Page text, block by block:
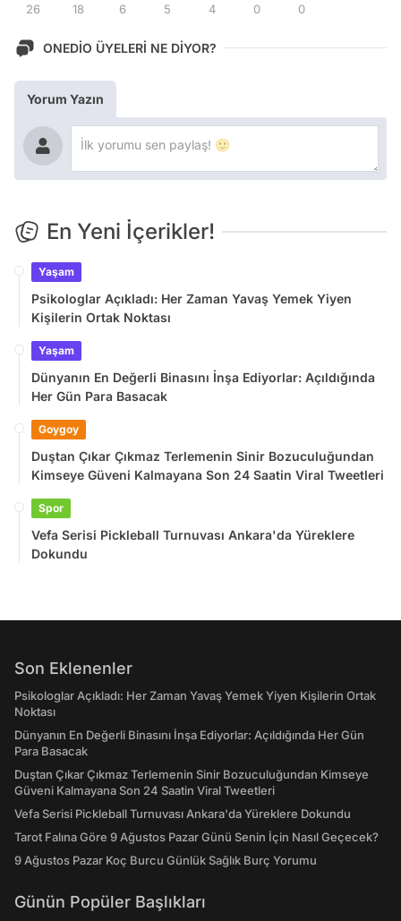
26 18 6 5 4 0 0
ONEDİO ÜYELERİ NE DİYOR?
Yorum Yazın
En Yeni İçerikler!
Yaşam
Psikologlar Açıkladı: Her Zaman Yavaş Yemek Yiyen
Kişilerin Ortak Noktası
Yaşam
Dünyanın En Değerli Binasını İnşa Ediyorlar: Açıldığında
Her Gün Para Basacak
Goygoy
Duştan Çıkar Çıkmaz Terlemenin Sinir Bozuculuğundan
Kimseye Güveni Kalmayana Son 24 Saatin Viral Tweetleri
Spor
Vefa Serisi Pickleball Turnuvası Ankara'da Yüreklere
Dokundu
Son Eklenenler
Psikologlar Açıkladı: Her Zaman Yavaş Yemek Yiyen Kişilerin Ortak
Noktası
Dünyanın En Değerli Binasını İnşa Ediyorlar: Açıldığında Her Gün
Para Basacak
Duştan Çıkar Çıkmaz Terlemenin Sinir Bozuculuğundan Kimseye
Güveni Kalmayana Son 24 Saatin Viral Tweetleri
Vefa Serisi Pickleball Turnuvası Ankara'da Yüreklere Dokundu
Tarot Falına Göre 9 Ağustos Pazar Günü Senin İçin Nasıl Geçecek?
9 Ağustos Pazar Koç Burcu Günlük Sağlık Burç Yorumu
Günün Popüler Başlıkları